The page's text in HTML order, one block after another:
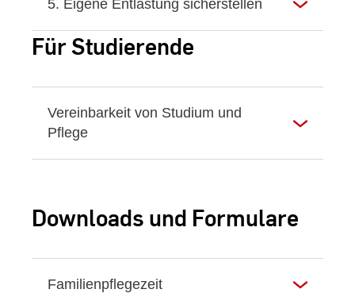
5. Eigene Entlastung sicherstellen
Für Studierende
Vereinbarkeit von Studium und
Pflege
Downloads und Formulare
Familienpflegezeit